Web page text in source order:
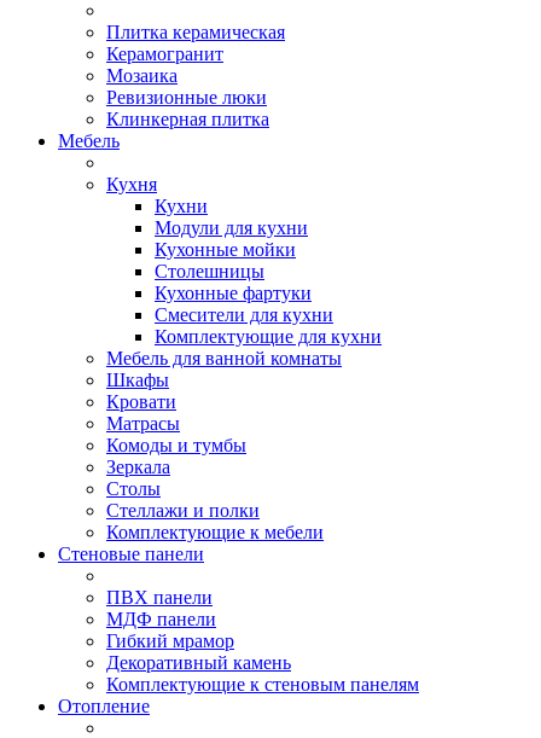
Плитка керамическая
Керамогранит
Мозаика
Ревизионные люки
Клинкерная плитка
Мебель
Кухня
Кухни
Модули для кухни
Кухонные мойки
Столешницы
Кухонные фартуки
Смесители для кухни
Комплектующие для кухни
Мебель для ванной комнаты
Шкафы
Кровати
Матрасы
Комоды и тумбы
Зеркала
Столы
Стеллажи и полки
Комплектующие к мебели
Стеновые панели
ПВХ панели
МДФ панели
Гибкий мрамор
Декоративный камень
Комплектующие к стеновым панелям
Отопление